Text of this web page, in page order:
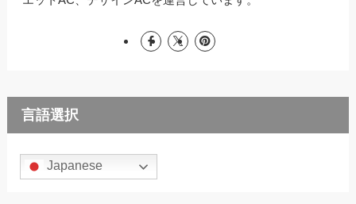
言語選択
Japanese